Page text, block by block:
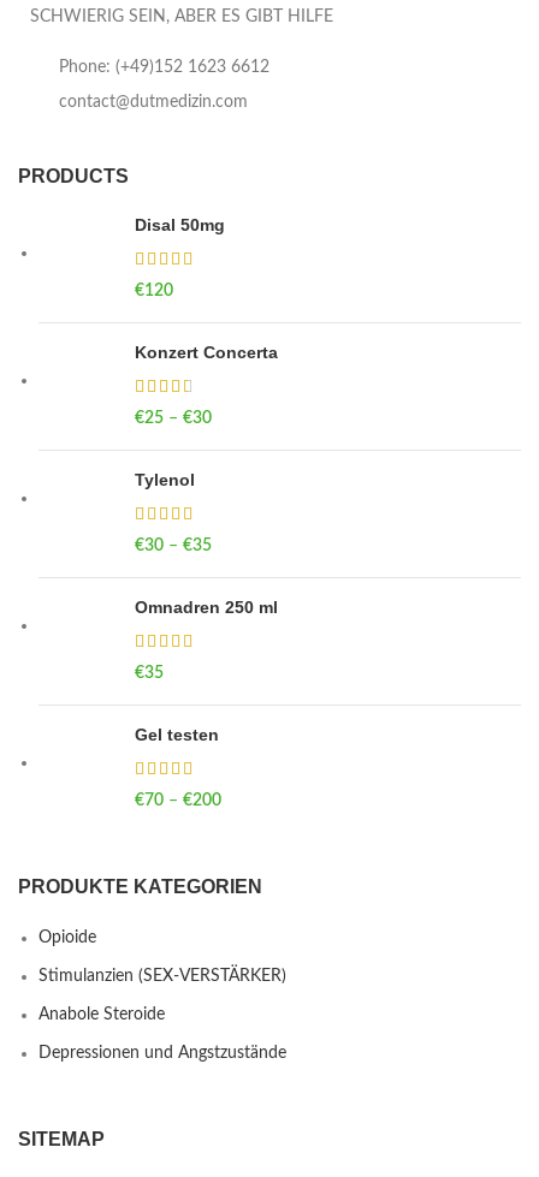
SCHWIERIG SEIN, ABER ES GIBT HILFE
Phone: (+49)152 1623 6612
contact@dutmedizin.com
PRODUCTS
Disal 50mg
€120
Konzert Concerta
€25 – €30
Tylenol
€30 – €35
Omnadren 250 ml
€35
Gel testen
€70 – €200
PRODUKTE KATEGORIEN
Opioide
Stimulanzien (SEX-VERSTÄRKER)
Anabole Steroide
Depressionen und Angstzustände
SITEMAP